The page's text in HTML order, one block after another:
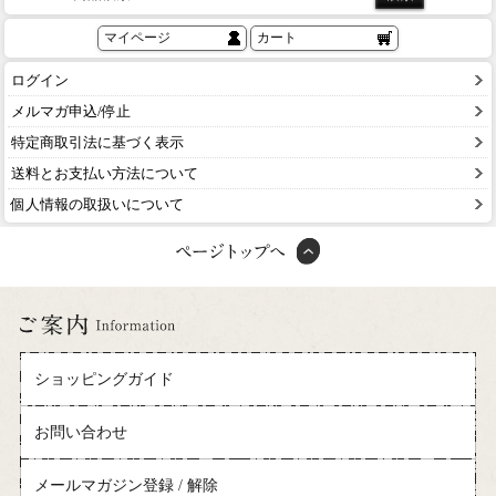
マイページ カート
ログイン
メルマガ申込/停止
特定商取引法に基づく表示
送料とお支払い方法について
個人情報の取扱いについて
ショッピングガイド
お問い合わせ
メールマガジン登録 / 解除